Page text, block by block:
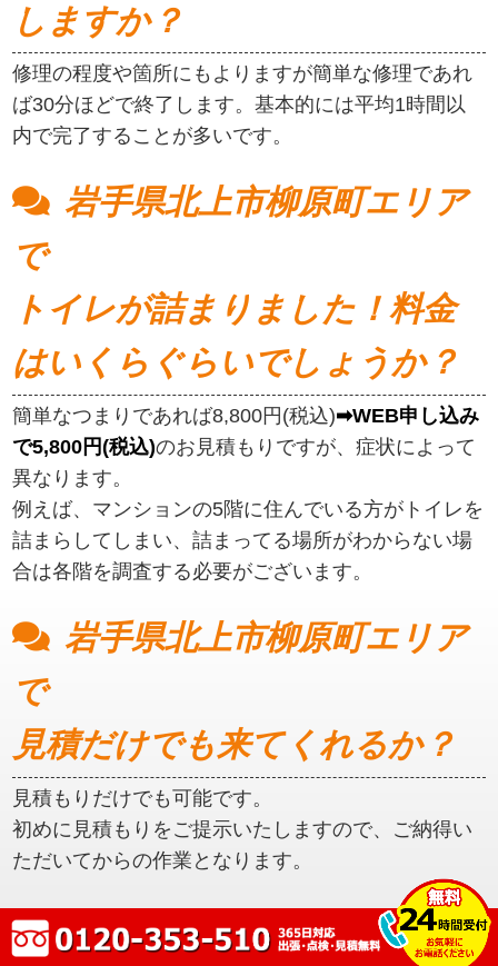
しますか？
修理の程度や箇所にもよりますが簡単な修理であれ
ば30分ほどで終了します。基本的には平均1時間以
内で完了することが多いです。
岩手県北上市柳原町エリア
で
トイレが詰まりました！料金
はいくらぐらいでしょうか？
簡単なつまりであれば8,800円(税込)➡WEB申し込み
で5,800円(税込)のお見積もりですが、症状によって
異なります。
例えば、マンションの5階に住んでいる方がトイレを
詰まらしてしまい、詰まってる場所がわからない場
合は各階を調査する必要がございます。
岩手県北上市柳原町エリア
で
見積だけでも来てくれるか？
見積もりだけでも可能です。
初めに見積もりをご提示いたしますので、ご納得い
ただいてからの作業となります。
岩手県北上市柳原町エリア